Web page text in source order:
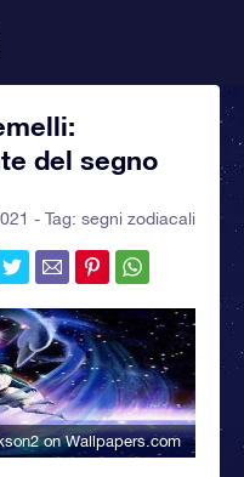
del segno
- Tag: segni zodiacali
on Wallpapers.com